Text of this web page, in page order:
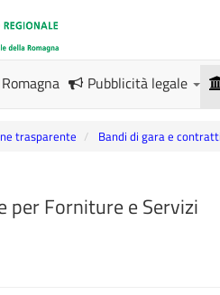
Pubblicità legale
trasparente Bandi di gara e contratti
per Forniture e Servizi